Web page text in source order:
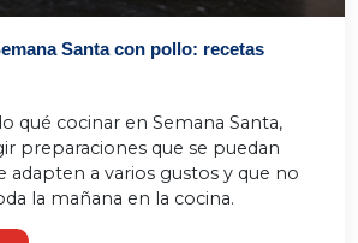
Santa con pollo: recetas
qué cocinar en Semana Santa,
preparaciones que se puedan
adapten a varios gustos y que no
la mañana en la cocina.